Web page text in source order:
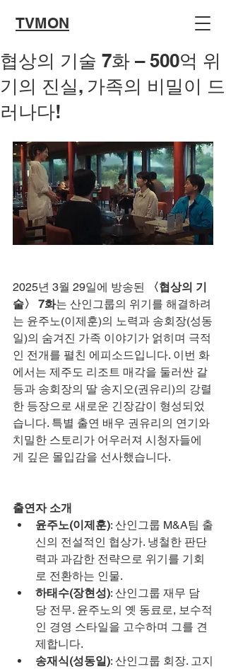
TVMON
협상의 기술 7화 – 500억 위
기의 진실, 가족의 비밀이 드
러나다!
2025년 3월 29일에 방송된
〈협상의 기
술〉 7화는 산인그룹의 위기를 해결하려
는 윤주노(이제훈)의 노력과 송회장(성동
일)의 숨겨진 가족 이야기가 얽히며 극적
인 전개를 펼친 에피소드입니다. 이번 화
에서는 제주도 리조트 매각을 둘러싼 갈
등과 송회장의 딸 송지오(권유리)의 강렬
한 등장으로 새로운 긴장감이 형성되었
습니다. 특별 출연 배우 권유리의 연기와
치밀한 스토리가 어우러져 시청자들에
게 깊은 몰입감을 선사했습니다.
출연자 소개
윤주노(이제훈): 산인그룹 M&A팀 출
신의 전설적인 협상가. 냉철한 판단
력과 과감한 전략으로 위기를 기회
로 전환하는 인물.
하태수(장현성): 산인그룹 재무 담
당 전무. 윤주노의 옛 동료로, 보수적
인 경영 스타일을 고수하며 그를 견
제합니다.
송재식(성동일): 산인그룹 회장. 고지